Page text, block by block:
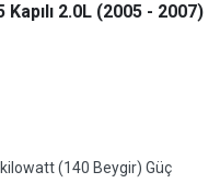
2.0L (2005 - 2007)
(140 Beygir) Güç